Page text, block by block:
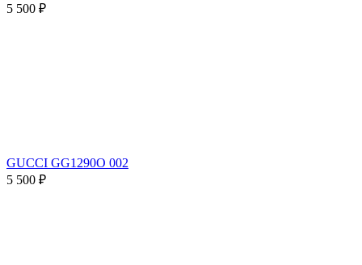
5 500 ₽
GUCCI GG1290O 002
5 500 ₽